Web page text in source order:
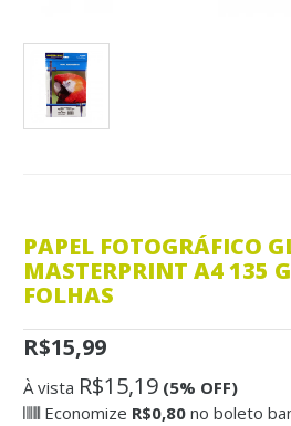
PAPEL FOTOGRÁFICO
MASTERPRINT A4 135
FOLHAS
R$15,99
À vista R$15,19 (5% OFF)
Economize R$0,80 no boleto